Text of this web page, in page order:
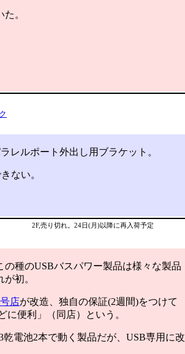
。
レルポート外出し用ブラケット。
ない。
2F,売り切れ。24日(月)以降に再入荷予定
種のUSBバスパワー製品は様々な製品
初。
店が改造、独自の保証(2週間)をつけて
に便利」（同店）という。
電池2本で動く製品だが、USB専用に改